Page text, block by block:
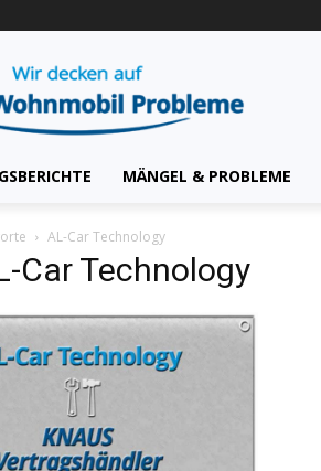
MÄNGEL & PROBLEME
AL-Car Technology
Car Technology